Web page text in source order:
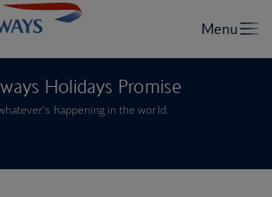
Holidays Promise
happening in the world.